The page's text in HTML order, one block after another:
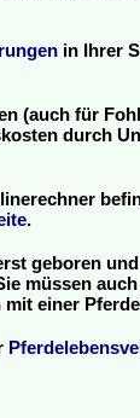
in Ihrer
(auch für
durch
.
geboren
müssen
einer